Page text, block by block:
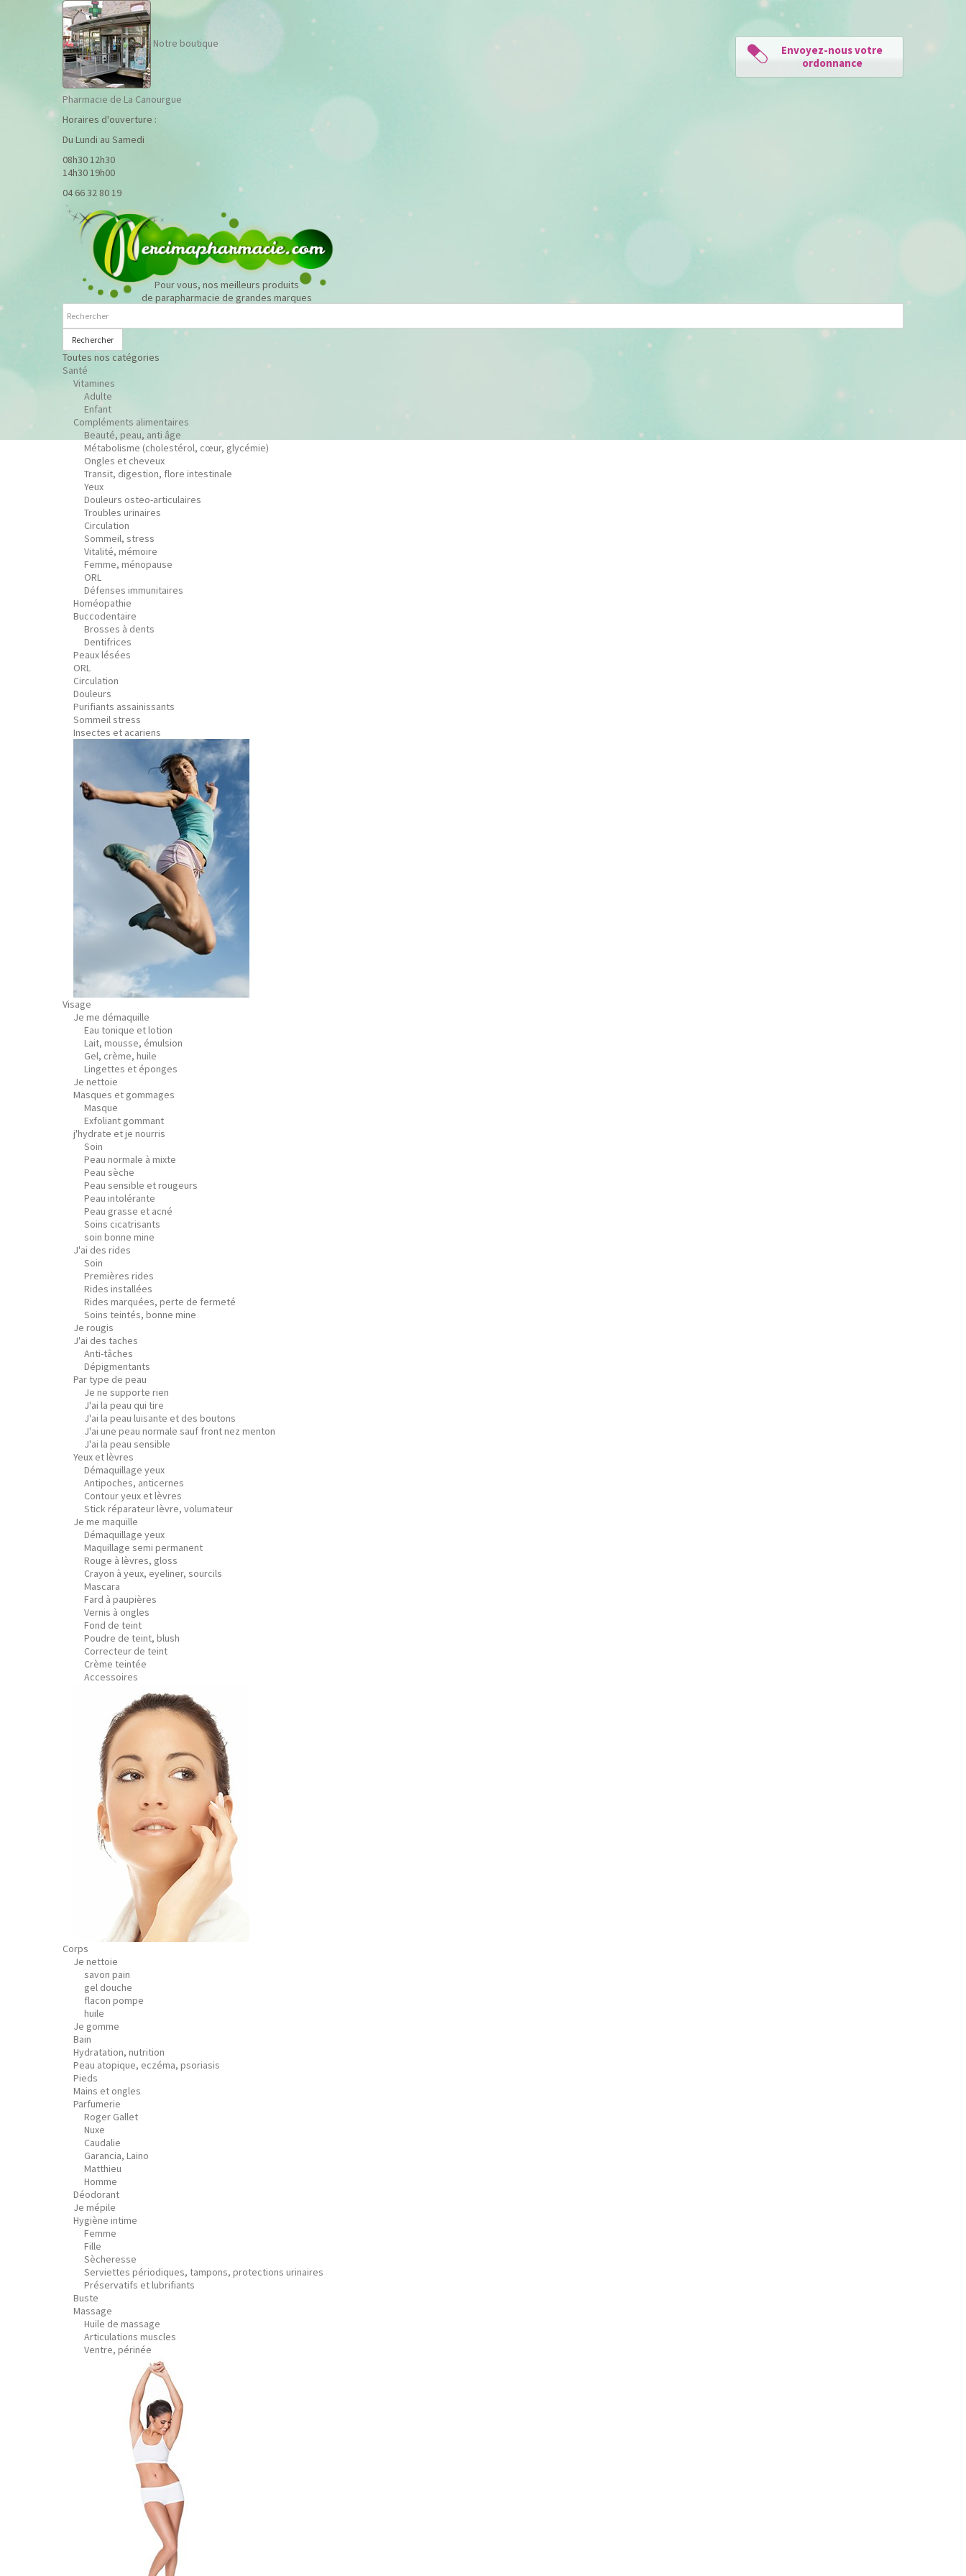
Notre boutique
Pharmacie de La Canourgue
Horaires d'ouverture :
Du Lundi au Samedi
08h30 12h30
14h30 19h00
04 66 32 80 19
Pour vous, nos meilleurs produits
de parapharmacie de grandes marques
Rechercher
Toutes nos catégories
Santé
Vitamines
Adulte
Enfant
Compléments alimentaires
Beauté, peau, anti âge
Métabolisme (cholestérol, cœur, glycémie)
Ongles et cheveux
Transit, digestion, flore intestinale
Yeux
Douleurs osteo-articulaires
Troubles urinaires
Circulation
Sommeil, stress
Vitalité, mémoire
Femme, ménopause
ORL
Défenses immunitaires
Homéopathie
Buccodentaire
Brosses à dents
Dentifrices
Peaux lésées
ORL
Circulation
Douleurs
Purifiants assainissants
Sommeil stress
Insectes et acariens
Visage
Je me démaquille
Eau tonique et lotion
Lait, mousse, émulsion
Gel, crème, huile
Lingettes et éponges
Je nettoie
Masques et gommages
Masque
Exfoliant gommant
j'hydrate et je nourris
Soin
Peau normale à mixte
Peau sèche
Peau sensible et rougeurs
Peau intolérante
Peau grasse et acné
Soins cicatrisants
soin bonne mine
J'ai des rides
Soin
Premières rides
Rides installées
Rides marquées, perte de fermeté
Soins teintés, bonne mine
Je rougis
J'ai des taches
Anti-tâches
Dépigmentants
Par type de peau
Je ne supporte rien
J'ai la peau qui tire
J'ai la peau luisante et des boutons
J'ai une peau normale sauf front nez menton
J'ai la peau sensible
Yeux et lèvres
Démaquillage yeux
Antipoches, anticernes
Contour yeux et lèvres
Stick réparateur lèvre, volumateur
Je me maquille
Démaquillage yeux
Maquillage semi permanent
Rouge à lèvres, gloss
Crayon à yeux, eyeliner, sourcils
Mascara
Fard à paupières
Vernis à ongles
Fond de teint
Poudre de teint, blush
Correcteur de teint
Crème teintée
Accessoires
Corps
Je nettoie
savon pain
gel douche
flacon pompe
huile
Je gomme
Bain
Hydratation, nutrition
Peau atopique, eczéma, psoriasis
Pieds
Mains et ongles
Parfumerie
Roger Gallet
Nuxe
Caudalie
Garancia, Laino
Matthieu
Homme
Déodorant
Je mépile
Hygiène intime
Femme
Fille
Sècheresse
Serviettes périodiques, tampons, protections urinaires
Préservatifs et lubrifiants
Buste
Massage
Huile de massage
Articulations muscles
Ventre, périnée
Envoyez-nous votre
ordonnance